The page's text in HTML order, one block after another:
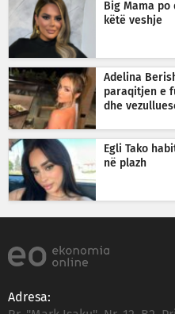
Big Mama po
këtë veshje
Adelina
paraqitjen e
dhe
Egli Tako
në plazh
Adresa: